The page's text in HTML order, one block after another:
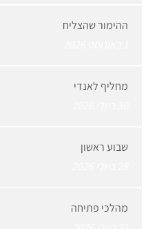
ההימור שהצליח
מחליף לאנדי
שבוע ראשון
מהלכי פתיחה